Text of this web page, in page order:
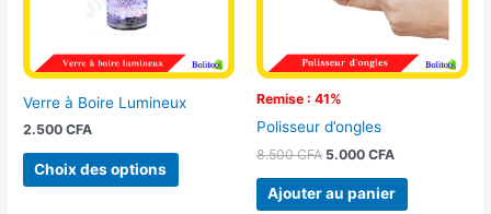
Verre à Boire Lumineux
2.500CFA
Choix des options
être
du
Remise : 41%
Polisseur d’ongles
8.500CFA 5.000 CFA
Ajouter au panier